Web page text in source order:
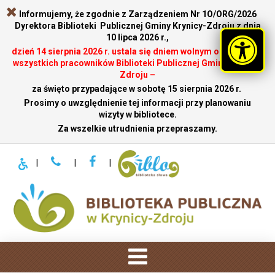
Informujemy, że zgodnie z Zarządzeniem Nr 1O/ORG/2026
Dyrektora Biblioteki Publicznej Gminy Krynicy-Zdroju z dnia
10 lipca 2026 r.,
dzień 14 sierpnia 2026 r. ustala się dniem wolnym od pracy dla
wszystkich pracowników Biblioteki Publicznej Gminy Krynicy-
Zdroju –
za święto przypadające w sobotę 15 sierpnia 2026 r.
Prosimy o uwzględnienie tej informacji przy planowaniu
wizyty w bibliotece.
Za wszelkie utrudnienia przepraszamy.